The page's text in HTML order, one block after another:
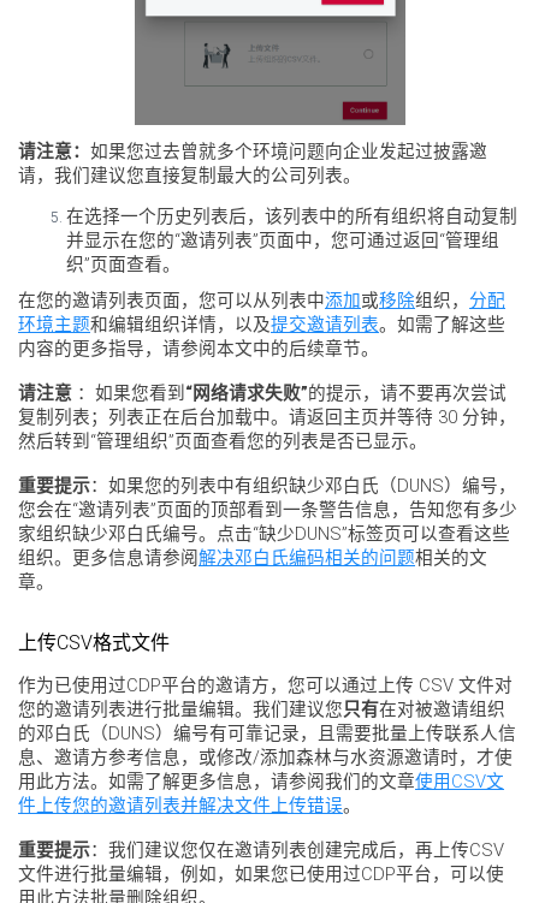
请注意： 如果您过去曾就多个环境问题向企业发起过披露邀
请，我们建议您直接复制最大的公司列表。
在选择一个历史列表后，该列表中的所有组织将自动复制
并显示在您的“邀请列表”页面中，您可通过返回“管理组
织”页面查看。
在您的邀请列表页面，您可以从列表中添加或移除组织， 分配
环境主题和编辑组织详情，以及提交邀请列表。如需了解这些
内容的更多指导，请参阅本文中的后续章节。
请注意 ：如果您看到 “网络请求失败”的提示，请不要再次尝试
复制列表；列表正在后台加载中。请返回主页并等待 30 分钟，
然后转到“管理组织”页面查看您的列表是否已显示。
重要提示：如果您的列表中有组织缺少邓白氏（DUNS）编号，
您会在“邀请列表”页面的顶部看到一条警告信息，告知您有多少
家组织缺少邓白氏编号。点击“缺少DUNS”标签页可以查看这些
组织。更多信息请参阅解决邓白氏编码相关的问题相关的文
章。
上传CSV格式文件
作为已使用过CDP平台的邀请方，您可以通过上传 CSV 文件对
您的邀请列表进行批量编辑。我们建议您只有在对被邀请组织
的邓白氏（DUNS）编号有可靠记录，且需要批量上传联系人信
息、邀请方参考信息，或修改/添加森林与水资源邀请时，才使
用此方法。如需了解更多信息，请参阅我们的文章使用CSV文
件上传您的邀请列表并解决文件上传错误。
重要提示：我们建议您仅在邀请列表创建完成后，再上传CSV
文件进行批量编辑，例如，如果您已使用过CDP平台，可以使
用此方法批量删除组织。